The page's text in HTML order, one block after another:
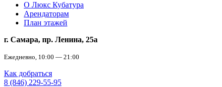
О Люкс Кубатура
Арендаторам
План этажей
г. Самара, пр. Ленина, 25а
Ежедневно, 10:00 — 21:00
Как добраться
8 (846) 229-55-95